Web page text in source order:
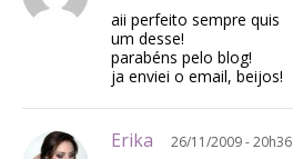
aii perfeito sempre quis
um desse!
parabéns pelo blog!
ja enviei o email, beijos!
Erika 26/11/2009 - 20h36